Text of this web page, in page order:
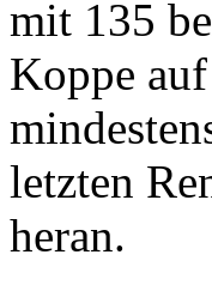
mit 135
Koppe
letzten
heran.